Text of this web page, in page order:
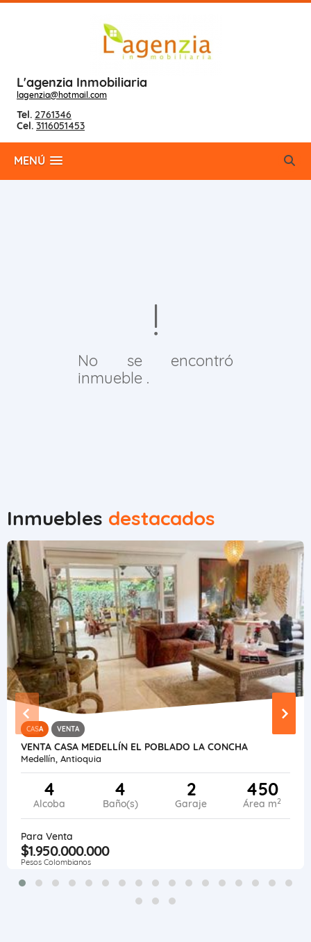
L'agenzia Inmobiliaria
lagenzia@hotmail.com
Tel. 2761346
Cel. 3116051453
MENÚ
No se encontró
inmueble .
Inmuebles destacados
CASA VENTA
VENTA CASA MEDELLÍN EL POBLADO LA CONCHA
Medellín, Antioquia
4
Alcoba
4
Baño(s)
2
Garaje
450
Área m2
Para Venta
$1.950.000.000
Pesos Colombianos